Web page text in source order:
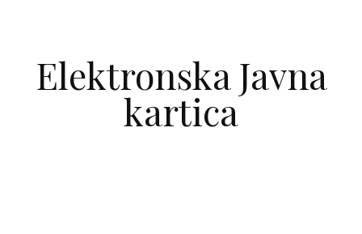
Elektronska Javna
kartica